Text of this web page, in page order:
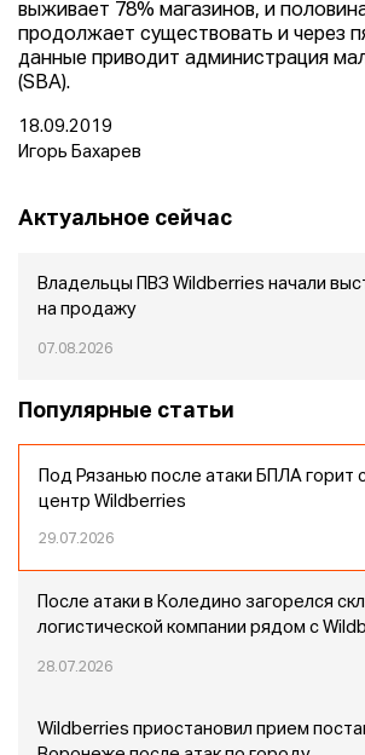
выживает 78% магазинов, и
продолжает существовать и через
данные приводит администрация
(SBA).
18.09.2019
Игорь Бахарев
Актуальное сейчас
Владельцы ПВЗ Wildberries начали
на продажу
07.08.2026
Популярные статьи
Под Рязанью после атаки БПЛА горит
центр Wildberries
29.07.2026
После атаки в Коледино загорелся
логистической компании рядом с
28.07.2026
Wildberries приостановил прием